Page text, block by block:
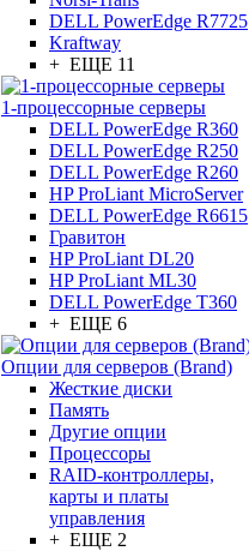
DELL PowerEdge R7725
Kraftway
+ ЕЩЕ 11
1-процессорные серверы
DELL PowerEdge R360
DELL PowerEdge R250
DELL PowerEdge R260
HP ProLiant MicroServer
DELL PowerEdge R6615
Гравитон
HP ProLiant DL20
HP ProLiant ML30
DELL PowerEdge T360
+ ЕЩЕ 6
Опции для серверов (Brand)
Жесткие диски
Память
Другие опции
Процессоры
RAID-контроллеры,
карты и платы
управления
+ ЕЩЕ 2